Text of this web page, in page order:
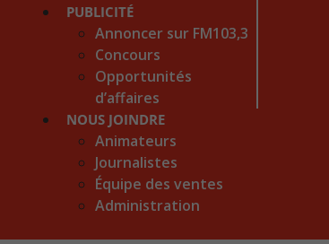
PUBLICITÉ
Annoncer sur FM103,3
Concours
Opportunités
d’affaires
NOUS JOINDRE
Animateurs
Journalistes
Équipe des ventes
Administration